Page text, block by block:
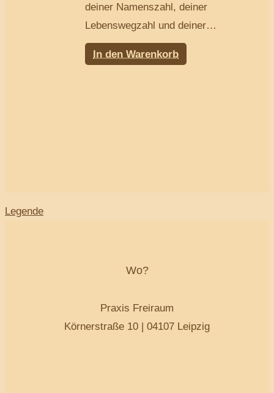
deiner Namenszahl, deiner
Lebenswegzahl und deiner
Balancezahl eine gechannelte
Auswertung beinhaltet, die dich tiefer
In den Warenkorb
Legende
Wo?
Praxis Freiraum
Körnerstraße 10 | 04107 Leipzig